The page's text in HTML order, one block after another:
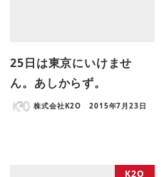
25日は東京にいけませ
ん。あしからず。
株式会社K2O 2015年7月23日
K2O